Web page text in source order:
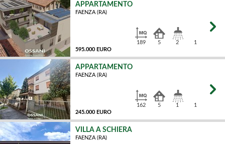
APPARTAMENTO
FAENZA (RA)
595.000 EURO
189 5 2 1
APPARTAMENTO
FAENZA (RA)
245.000 EURO
162 5 1 1
VILLA A SCHIERA
FAENZA (RA)